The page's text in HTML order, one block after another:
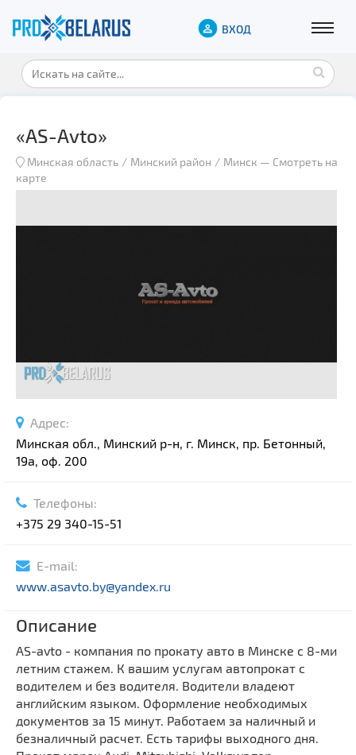
ВХОД
«AS-Avto»
Минская область Минский район Минск — Смотреть на
карте
Адрес:
Минская обл., Минский р-н, г. Минск, пр. Бетонный,
19а, оф. 200
Телефоны:
+375 29 340-15-51
E-mail:
www.asavto.by@yandex.ru
Описание
AS-avto - компания по прокату авто в Минске с 8-ми
летним стажем. К вашим услугам автопрокат с
водителем и без водителя. Водители владеют
английским языком. Оформление необходимых
документов за 15 минут. Работаем за наличный и
безналичный расчет. Есть тарифы выходного дня.